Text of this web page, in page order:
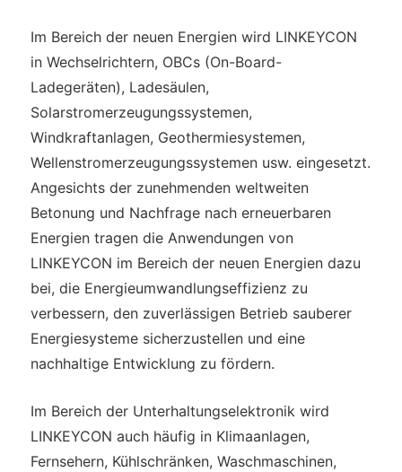
Im Bereich der neuen Energien wird LINKEYCON
in Wechselrichtern, OBCs (On-Board-
Ladegeräten), Ladesäulen,
Solarstromerzeugungssystemen,
Windkraftanlagen, Geothermiesystemen,
Wellenstromerzeugungssystemen usw. eingesetzt.
Angesichts der zunehmenden weltweiten
Betonung und Nachfrage nach erneuerbaren
Energien tragen die Anwendungen von
LINKEYCON im Bereich der neuen Energien dazu
bei, die Energieumwandlungseffizienz zu
verbessern, den zuverlässigen Betrieb sauberer
Energiesysteme sicherzustellen und eine
nachhaltige Entwicklung zu fördern.
Im Bereich der Unterhaltungselektronik wird
LINKEYCON auch häufig in Klimaanlagen,
Fernsehern, Kühlschränken, Waschmaschinen,